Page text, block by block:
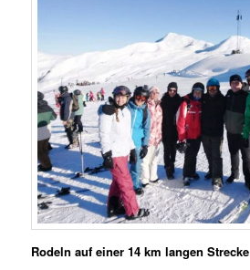
Rodeln auf einer 14 km langen Strecke